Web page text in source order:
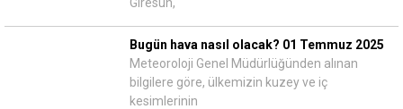
Bugün hava nasıl olacak? 01 Temmuz 2025
Meteoroloji Genel Müdürlüğünden alınan
bilgilere göre, ülkemizin kuzey ve iç
kesimlerinin